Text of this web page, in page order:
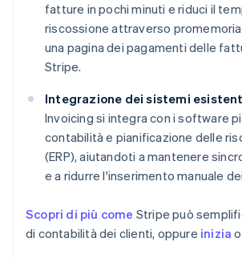
fatture in pochi minuti e riduci il
riscossione attraverso
una pagina dei pagamenti delle
Stripe.
Integrazione dei sistemi
Invoicing si integra con i software
contabilità e pianificazione delle
(ERP), aiutandoti a mantenere
e a ridurre l'inserimento manuale
Scopri di più come Stripe può
di contabilità dei clienti, oppure inizia